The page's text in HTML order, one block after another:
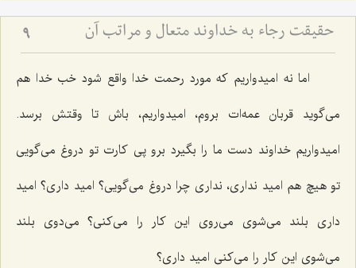
حقیقت رجاء به خداوند متعال و مراتب آن 9
اما نه امیدواریم که مورد رحمت خدا واقع شود خب خدا هم
می‌گوید قربان عمه‌ات بروم، امیدواریم، باش تا وقتش برسد.
امیدواریم خداوند دست ما را بگیرد برو پی کارت تو دروغ می‌گویی
تو هیچ هم امید نداری، نداری چرا دروغ می‌گویی؟ امید داری؟ امید
داری بلند می‌شوی می‌روی این کار را می‌کنی؟ می‌دوی بلند
می‌شوی این کار را می‌کنی امید داری؟